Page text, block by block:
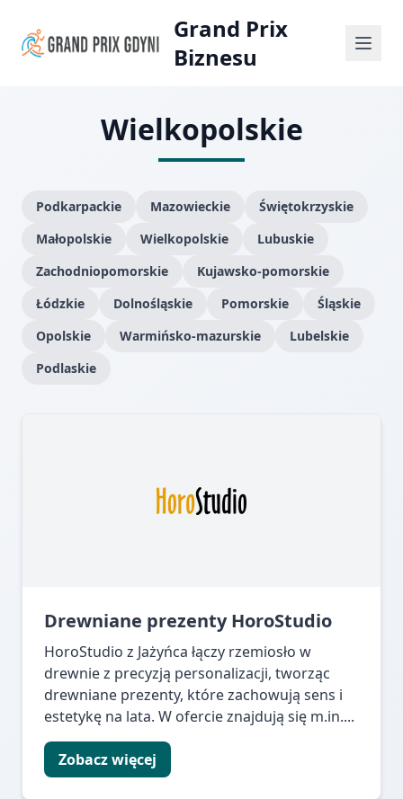
Grand Prix
Biznesu
Wielkopolskie
Podkarpackie Mazowieckie
Świętokrzyskie
Małopolskie
Wielkopolskie
Lubuskie
Zachodniopomorskie
Kujawsko-pomorskie
Łódzkie
Dolnośląskie Pomorskie
Śląskie
Opolskie
Warmińsko-mazurskie
Lubelskie
Podlaskie
Drewniane prezenty HoroStudio
HoroStudio z Jażyńca łączy rzemiosło w
drewnie z precyzją personalizacji, tworząc
drewniane prezenty, które zachowują sens i
estetykę na lata. W ofercie znajdują się m.in....
Zobacz więcej